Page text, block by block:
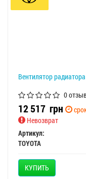
Вентилятор
0
12 517 грн
Невозврат
Артикул:
TOYOTA
КУПИТЬ